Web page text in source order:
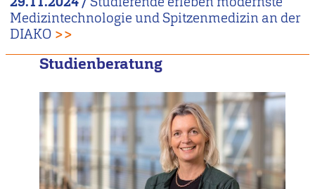
Medizintechnologie und Spitzenmedizin an der
DIAKO >>
Studienberatung